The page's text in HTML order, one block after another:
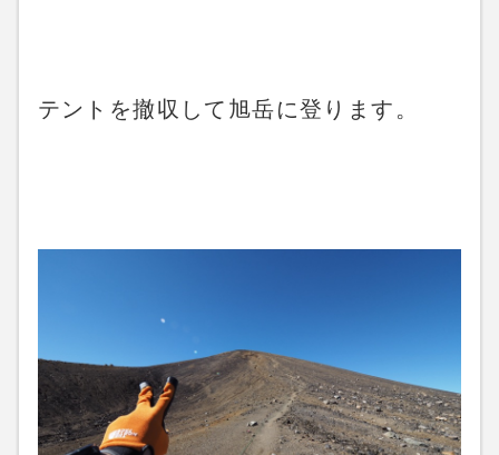
テントを撤収して旭岳に登ります。